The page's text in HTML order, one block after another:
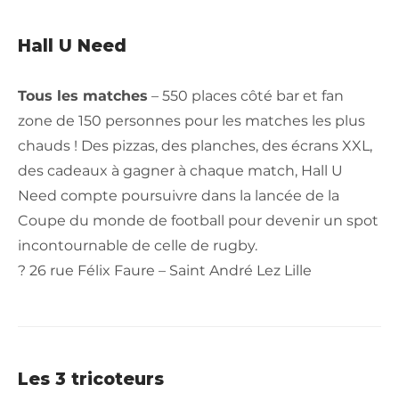
Hall U Need
Tous les matches – 550 places côté bar et fan
zone de 150 personnes pour les matches les plus
chauds ! Des pizzas, des planches, des écrans XXL,
des cadeaux à gagner à chaque match, Hall U
Need compte poursuivre dans la lancée de la
Coupe du monde de football pour devenir un spot
incontournable de celle de rugby.
? 26 rue Félix Faure – Saint André Lez Lille
Les 3 tricoteurs